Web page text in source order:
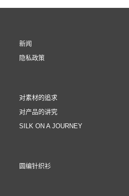
新闻
隐私政策
对素材的追求
对产品的讲究
SILK ON A JOURNEY
圆编针织衫